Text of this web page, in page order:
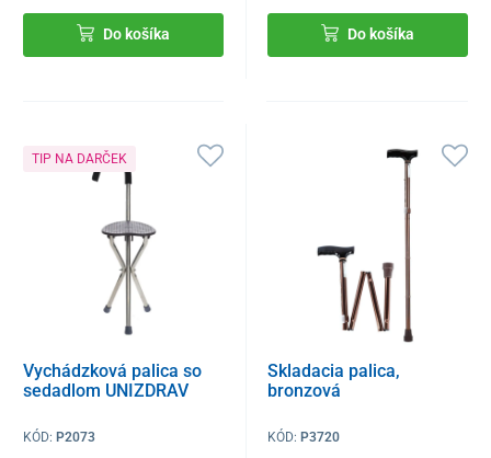
Do košíka Do košíka
TIP NA DARČEK
Vychádzková palica so
sedadlom UNIZDRAV
KÓD: P2073
Skladacia palica,
bronzová
KÓD:P3720